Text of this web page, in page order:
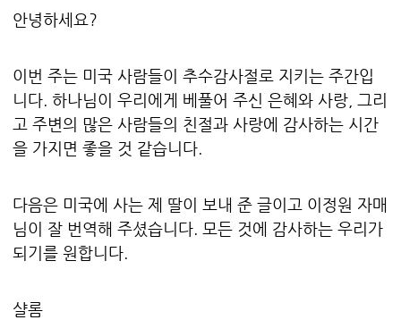
안녕하세요?
이번 주는 미국 사람들이 추수감사절로 지키는 주간입
니다. 하나님이 우리에게 베풀어 주신 은혜와 사랑, 그리
고 주변의 많은 사람들의 친절과 사랑에 감사하는 시간
을 가지면 좋을 것 같습니다.
다음은 미국에 사는 제 딸이 보내 준 글이고 이정원 자매
님이 잘 번역해 주셨습니다. 모든 것에 감사하는 우리가
되기를 원합니다.
샬롬